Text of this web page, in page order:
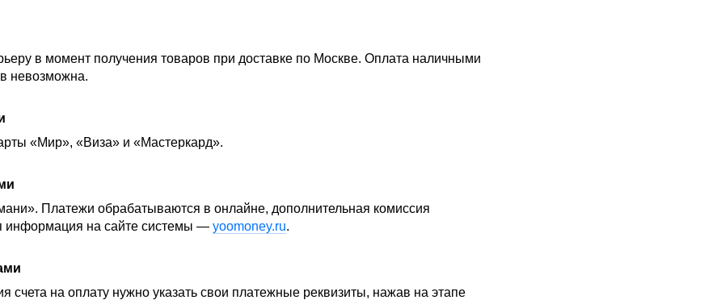
в момент получения товаров при доставке по Москве. Оплата наличными
невозможна.
«Мир», «Виза» и «Мастеркард».
Платежи обрабатываются в онлайне, дополнительная комиссия
информация на сайте системы — yoomoney.ru.
счета на оплату нужно указать свои платежные реквизиты, нажав на этапе